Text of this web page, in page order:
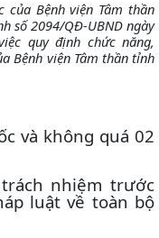
của Bệnh viện Tâm thần
số 2094/QĐ-UBND ngày
quy định chức năng,
Bệnh viện Tâm thần tỉnh
và không quá 02
nhiệm trước
luật về toàn bộ